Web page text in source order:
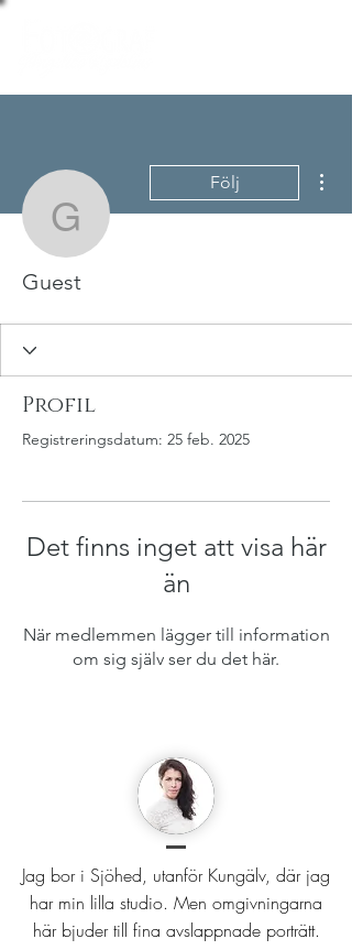
Guest
Följ
Guest
Profil
Registreringsdatum: 25 feb. 2025
Det finns inget att visa här
än
När medlemmen lägger till information
om sig själv ser du det här.
Jag bor i Sjöhed, utanför Kungälv, där jag
har min lilla studio. Men omgivningarna
här bjuder till fina avslappnade porträtt.